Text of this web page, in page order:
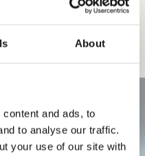
About
and ads, to
to analyse our traffic.
your use of our site with